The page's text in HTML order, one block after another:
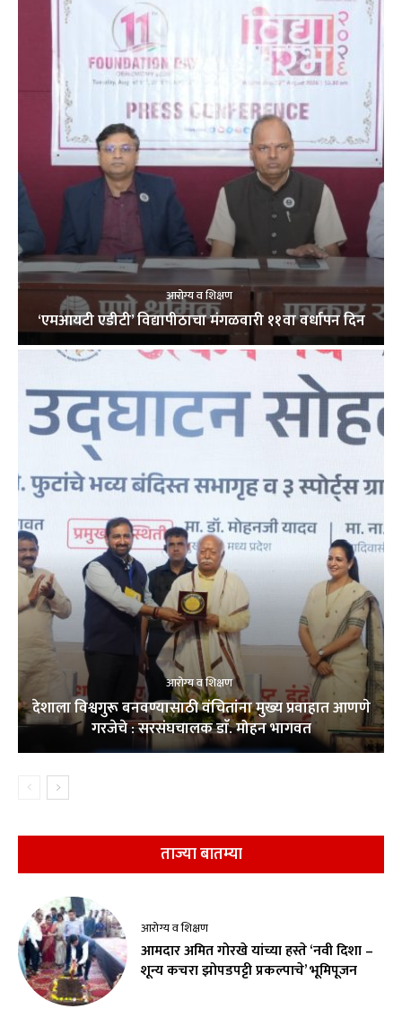
आरोग्य व शिक्षण
‘एमआयटी एडीटी’ विद्यापीठाचा मंगळवारी ११वा वर्धापन दिन
आरोग्य व शिक्षण
देशाला विश्वगुरू बनवण्यासाठी वंचितांना मुख्य प्रवाहात आणणे
गरजेचे : सरसंघचालक डाॅ. मोहन भागवत
ताज्या बातम्या
आरोग्य व शिक्षण
आमदार अमित गोरखे यांच्या हस्ते ‘नवी दिशा –
शून्य कचरा झोपडपट्टी प्रकल्पाचे’ भूमिपूजन